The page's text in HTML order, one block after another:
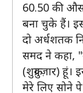
60.50 की
बना चुके हैं।
दो अर्धशतक
समद ने कहा,
(शुक्रगुज़ार)
मेरे लिए सोने